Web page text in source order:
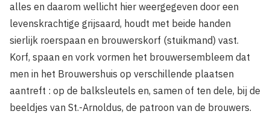
alles en daarom wellicht hier weergegeven door een
levenskrachtige grijsaard, houdt met beide handen
sierlijk roerspaan en brouwerskorf (stuikmand) vast.
Korf, spaan en vork vormen het brouwersembleem dat
men in het Brouwershuis op verschillende plaatsen
aantreft : op de balksleutels en, samen of ten dele, bij de
beeldjes van St.-Arnoldus, de patroon van de brouwers.